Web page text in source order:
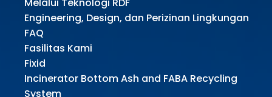
Engineering, Design, dan Perizinan Lingkungan
FAQ
Fasilitas Kami
Fixid
Incinerator Bottom Ash and FABA Recycling
System